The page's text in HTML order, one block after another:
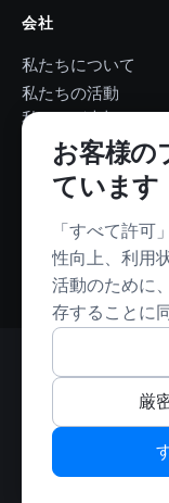
会社
私たちについて
私たちの活動
私たちが大切にして
ニュースルーム
採用情報
採用情報
持続可能性
非営利団体への支援
© Mapbox. All
カリフォルニア
お客様の
ています
「すべて許可
性向上、利用
活動のために
存することに
厳